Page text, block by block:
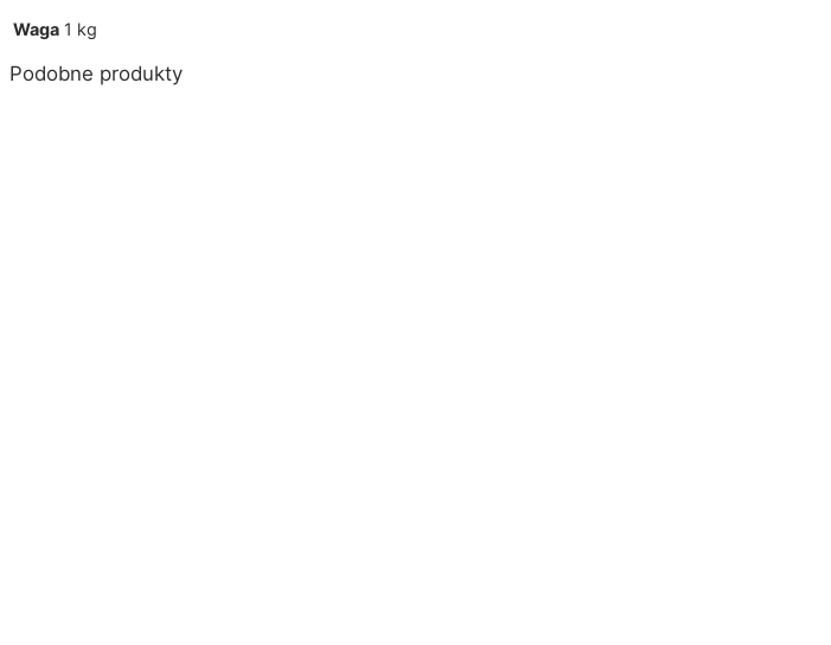
Waga 1 kg
Podobne produkty